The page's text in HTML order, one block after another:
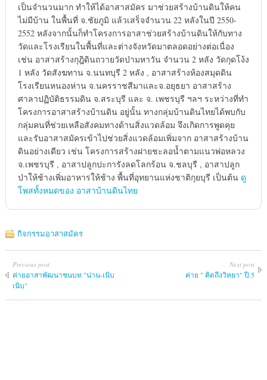
เป็นจำนวนมาก ทำให้ได้อาสาสมัคร มาช่วยสร้างบ้านดินให้คน
ไม่มีบ้าน ในพื้นที่ จ.ชัยภูมิ แล้วเสร็จจำนวน 22 หลังในปี 2550-
2552 หลังจากนั้นก็ทำโครงการอาสาช่วยสร้างบ้านดินให้กับทาง
วัดและโรงเรียนในพื้นที่และต่างจังหวัดมาตลอดอย่างต่อเนื่อง
เช่น อาสาสร้างกุฎิดินถวายวัดป่ามหาวัน จำนวน 2 หลัง วัดกุดโง้ง
1 หลัง วัดสังฆทาน จ.นนทบุรี 2 หลัง , อาสาสร้างห้องสมุดดิน
โรงเรียนหนองห่าน จ.นครราชสีมาและจ.อยุธยา อาสาสร้าง
ศาลาปฏิบัติธรรมดิน จ.สระบุรี และ จ. เพชรบุรี ฯลฯ ระหว่างที่ทำ
โครงการอาสาสร้างบ้านดิน อยู่นั้น ทางกลุ่มบ้านดินไทยได้พบกับ
กลุ่มคนที่ช่วยเหลือสังคมทางด้านสิ่งแวดล้อม จึงเกิดการพูดคุย
และรับอาสาสมัครเข้าไปช่วยสิ่งแวดล้อมเพิ่มจาก อาสาสร้างบ้าน
ดินอย่างเดียว เช่น โครงการสร้างฝายชะลอน้ำตามแนวพ่อหลวง
จ.เพชรบุรี , อาสาปลูกปะการังลดโลกร้อน จ.ชลบุรี , อาสาปลูก
ป่าให้ช้างเพิ่มอาหารให้ช้าง พื้นที่อุทยานแห่งชาติกุยบุรี เป็นต้น ดู
โพสทั้งหมดของ อาสาบ้านดินไทย
กิจกรรมอาสาสมัคร
Previous post
ค่ายอาสาพัฒนา​ชนบท​ "น่าน-เนิบ
เนิบ"
Next post
ค่าย " คิดถึง​วิทยา​" ปี.5